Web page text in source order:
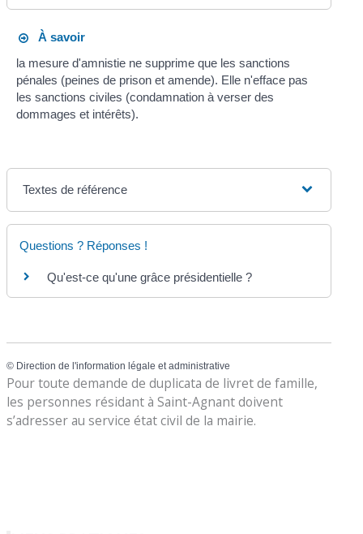
À savoir
la mesure d'amnistie ne supprime que les sanctions
pénales (peines de prison et amende). Elle n'efface pas
les sanctions civiles (condamnation à verser des
dommages et intérêts).
Textes de référence
Questions ? Réponses !
Qu'est-ce qu'une grâce présidentielle ?
© Direction de l'information légale et administrative
Pour toute demande de duplicata de livret de famille,
les personnes résidant à Saint-Agnant doivent
s’adresser au service état civil de la mairie.